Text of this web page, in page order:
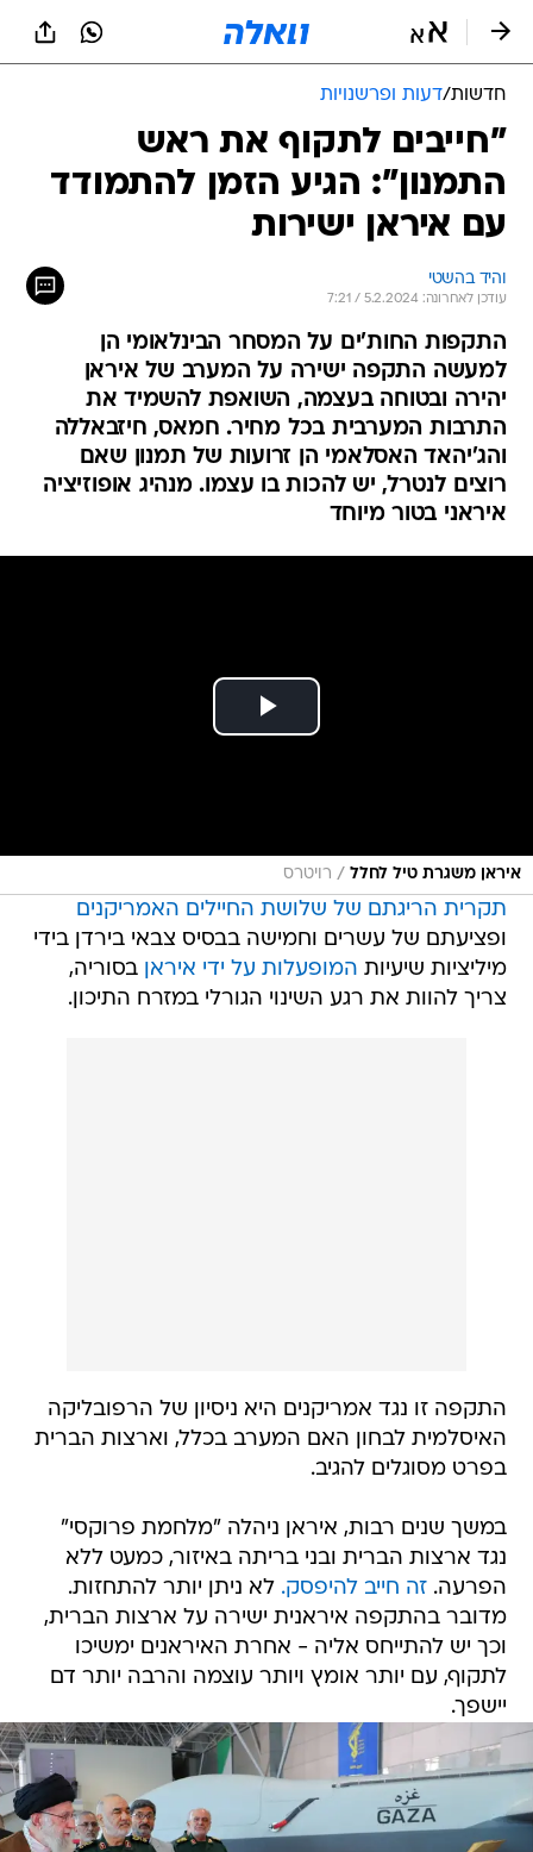
חדשות/דעות ופרשנויות
"חייבים לתקוף את ראש
התמנון": הגיע הזמן להתמודד
עם איראן ישירות
והיד בהשטי
עודכן לאחרונה: 5.2.2024 / 7:21
התקפות החות'ים על המסחר הבינלאומי הן
למעשה התקפה ישירה על המערב של איראן
יהירה ובטוחה בעצמה, השואפת להשמיד את
התרבות המערבית בכל מחיר. חמאס, חיזבאללה
והג'יהאד האסלאמי הן זרועות של תמנון שאם
רוצים לנטרל, יש להכות בו עצמו. מנהיג אופוזיציה
איראני בטור מיוחד
איראן משגרת טיל לחלל / רויטרס
תקרית הריגתם של שלושת החיילים האמריקנים
ופציעתם של עשרים וחמישה בבסיס צבאי בירדן בידי
מיליציות שיעיות המופעלות על ידי איראן בסוריה,
צריך להוות את רגע השינוי הגורלי במזרח התיכון.
התקפה זו נגד אמריקנים היא ניסיון של הרפובליקה
האיסלמית לבחון האם המערב בכלל, וארצות הברית
בפרט מסוגלים להגיב.
במשך שנים רבות, איראן ניהלה "מלחמת פרוקסי"
נגד ארצות הברית ובני בריתה באיזור, כמעט ללא
הפרעה.זה חייב להיפסק. לא ניתן יותר להתחזות.
מדובר בהתקפה איראנית ישירה על ארצות הברית,
וכך יש להתייחס אליה - אחרת האיראנים ימשיכו
לתקוף, עם יותר אומץ ויותר עוצמה והרבה יותר דם
יישפך.